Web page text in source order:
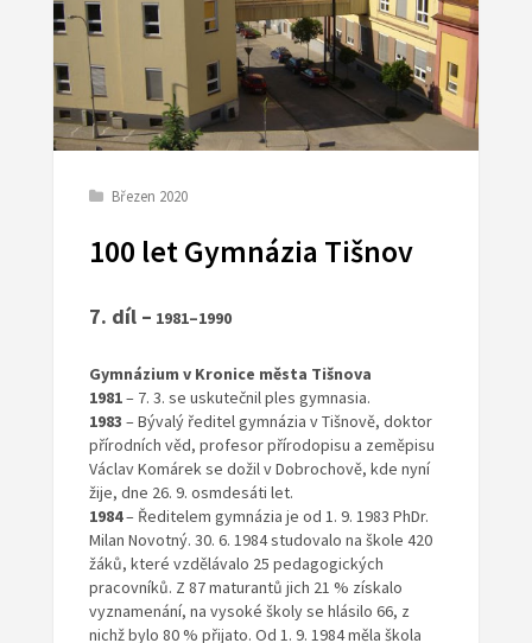
Březen 2020
100 let Gymnázia Tišnov
7. díl – 1981–1990
Gymnázium v Kronice města Tišnova
1981– 7. 3. se uskutečnil ples gymnasia.
1983 – Bývalý ředitel gymnázia v Tišnově, doktor
přírodních věd, profesor přírodopisu a zeměpisu
Václav Komárek se dožil v Dobrochově, kde nyní
žije, dne 26. 9. osmdesáti let.
1984– Ředitelem gymnázia je od 1. 9. 1983 PhDr.
Milan Novotný. 30. 6. 1984 studovalo na škole 420
žáků, které vzdělávalo 25 pedagogických
pracovníků. Z 87 maturantů jich 21 % získalo
vyznamenání, na vysoké školy se hlásilo 66, z
nichž bylo 80 % přijato. Od 1. 9. 1984 měla škola